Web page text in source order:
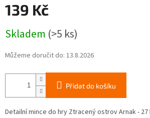
139 Kč
cena:
Skladem (>5 ks)
Můžeme doručit do: 13.8.2026
Přidat do košíku
Detailní mince do hry Ztracený ostrov Arnak - 27